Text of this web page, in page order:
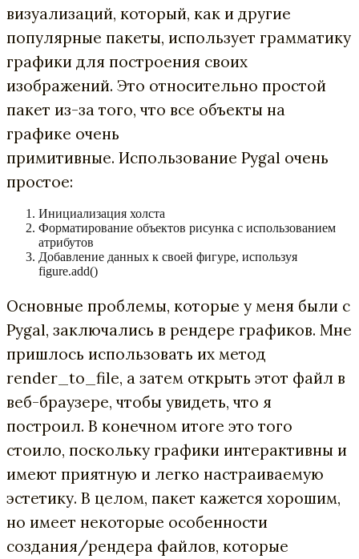
визуализаций, который, как и другие
популярные пакеты, использует грамматику
графики для построения своих
изображений. Это относительно простой
пакет из-за того, что все объекты на
графике очень
примитивные. Использование Pygal очень
простое:
Инициализация холста
Форматирование объектов рисунка с использованием
атрибутов
Добавление данных к своей фигуре, используя
figure.add()
Основные проблемы, которые у меня были с
Pygal, заключались в рендере графиков. Мне
пришлось использовать их метод
render_to_file, а затем открыть этот файл в
веб-браузере, чтобы увидеть, что я
построил. В конечном итоге это того
стоило, поскольку графики интерактивны и
имеют приятную и легко настраиваемую
эстетику. В целом, пакет кажется хорошим,
но имеет некоторые особенности
создания/рендера файлов, которые